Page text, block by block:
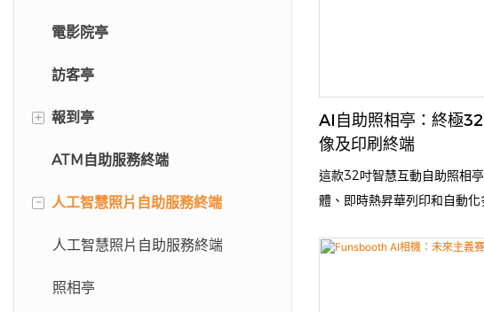
螢幕保護貼自動販賣機
停車繳費亭
電影院亭
訪客亭
+ 報到亭
飯店自助入住亭
病人登記亭
機場自助報到亭
ATM自助服務終端
- 人工智慧照片自助服務終端
人工智慧照片自助服務終端
照相亭
AI自助照相亭：終極
像及印刷終端
這款32吋智慧互動自助照相
體、即時熱昇華列印和自動化
軟體功能和獲利特性。基於我